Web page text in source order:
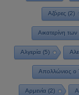
Αζόρες (2)
Αικατερίνη
Αλγερία(5)
Απολλώνιος ο
Αρμενία (2)